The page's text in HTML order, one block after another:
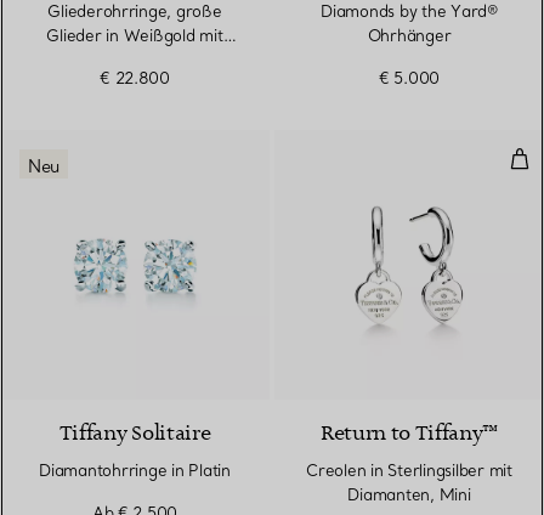
Gliederohrringe, große
Glieder in Weißgold mit
€ 22.800
Diamonds by the Yard®
Ohrhänger
€ 5.000
Neu
Tiffany Solitaire
Diamantohrringe in Platin
Return to Tiffany™
Creolen in Sterlingsilber mit
Diamanten, Mini